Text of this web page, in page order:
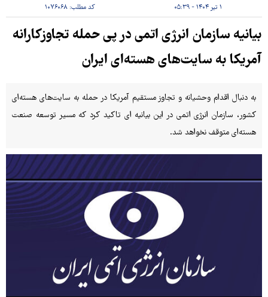
۱ تیر ۱۴۰۴ - ۰۵:۳۹ کد مطلب: ۱۰۷۶۰۶۸
بیانیه سازمان انرژی اتمی در پی حمله تجاوزکارانه
آمریکا به سایت‌های هسته‌ای ایران
به دنبال اقدام وحشیانه و تجاوز مستقیم آمریکا در حمله به سایت‌های هسته‌ای
کشور، سازمان انرژی اتمی در این بیانیه ای تاکید کرد که مسیر توسعه صنعت
هسته‌ای متوقف نخواهد شد.